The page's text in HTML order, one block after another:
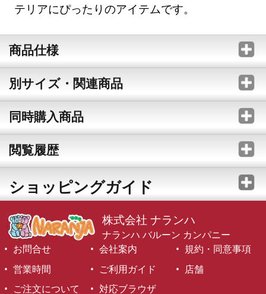
テリアにぴったりのアイテムです。
商品仕様
別サイズ・関連商品
同時購入商品
閲覧履歴
ショッピングガイド
株式会社 ナランハ
ナランハ バルーン カンパニー
お問合せ
会社案内
規約・同意事項
営業時間
ご利用ガイド
店舗
ご注文について
対応ブラウザ